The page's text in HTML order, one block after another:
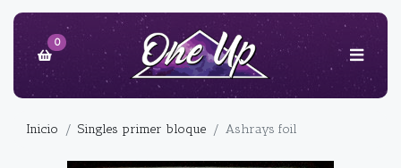
0
Inicio Singles primer bloque Ashrays foil